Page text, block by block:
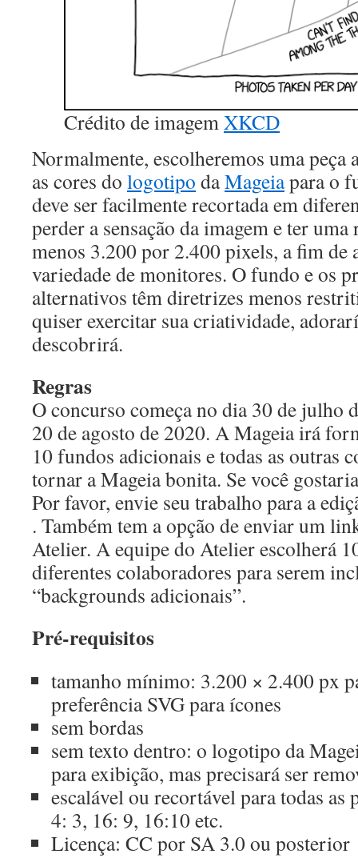
Crédito de imagemXKCD
Normalmente, escolheremos uma peça
as cores do logotipo daMageiapara o
deve ser facilmente recortada em
perder a sensação da imagem e ter
menos 3.200 por 2.400 pixels, a fim de
variedade de monitores. O fundo e os
alternativos têm diretrizes menos
quiser exercitar sua criatividade,
descobrirá.
Regras
O concurso começa no dia 30 de julho
20 de agosto de 2020. A Mageia irá
10 fundos adicionais e todas as outras
tornar a Mageia bonita. Se você
Por favor, envie seu trabalho para a
. Também tem a opção de enviar um
Atelier. A equipe do Atelier escolherá
diferentes colaboradores para serem
“backgrounds adicionais”.
Pré-requisitos
tamanho mínimo: 3.200 × 2.400 px
preferência SVG para ícones
sem bordas
sem texto dentro: o logotipo da
para exibição, mas precisará ser
escalável ou recortável para todas as
4: 3, 16: 9, 16:10 etc.
Licença: CC por SA 3.0 ou posterior